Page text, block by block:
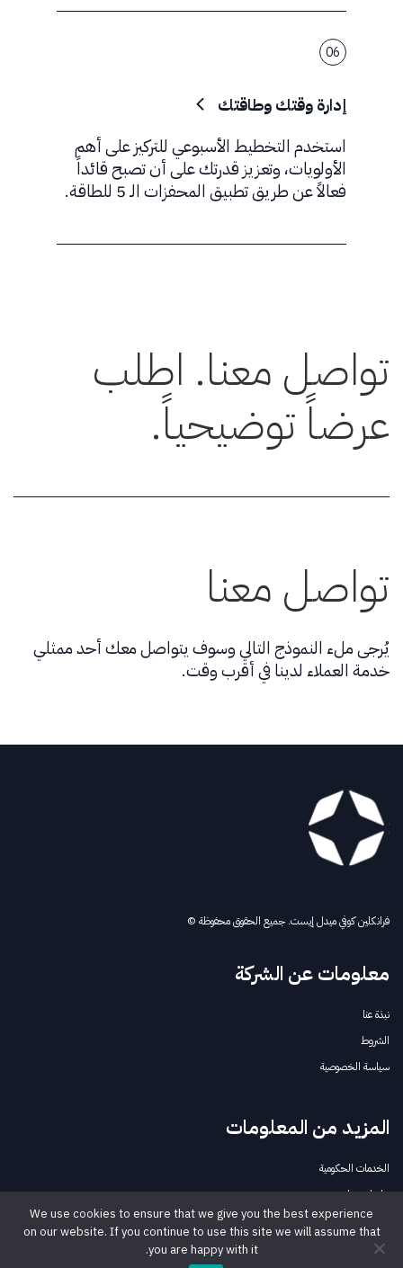
06
إدارة وقتك وطاقتك
استخدم التخطيط الأسبوعي للتركيز على أهم
الأولويات، وتعزيز قدرتك على أن تصبح قائداً
فعالاً عن طريق تطبيق المحفزات الـ 5 للطاقة.
تواصل معنا. اطلب
عرضاً توضيحياً.
تواصل معنا
يُرجى ملء النموذج التالي وسوف يتواصل معك أحد ممثلي
خدمة العملاء لدينا في أقرب وقت.
فرانكلين كوفي ميدل إيست. جميع الحقوق محفوظة ©
معلومات عن الشركة
نبذة عنا
الشروط
سياسة الخصوصية
المزيد من المعلومات
الخدمات الحكومية
تواصل معنا
تابعنا
We use cookies to ensure that we give you the best experience
on our website. If you continue to use this site we will assume that
you are happy with it.